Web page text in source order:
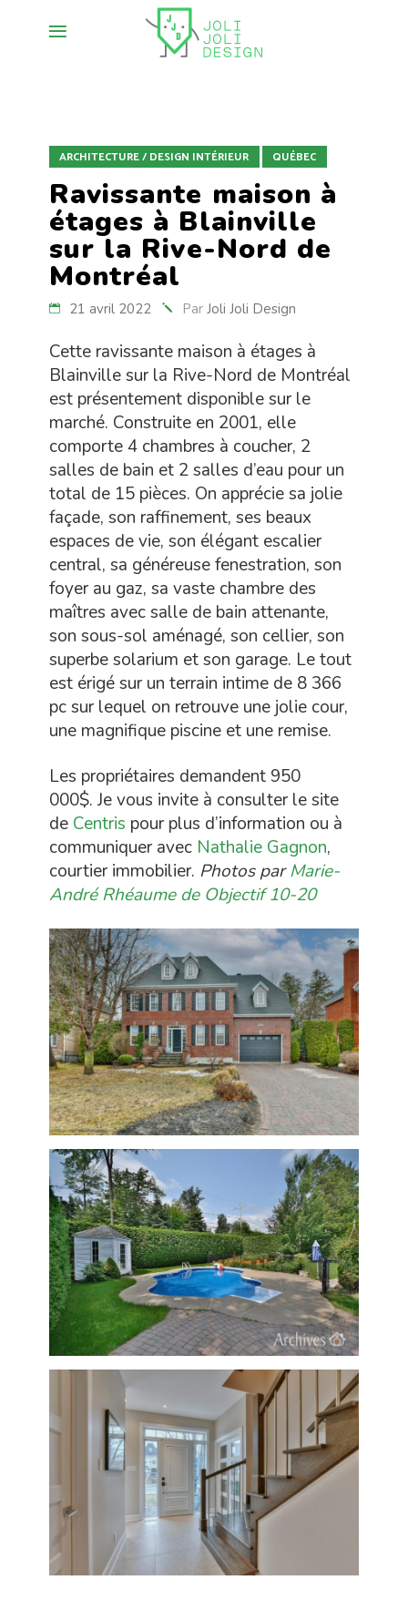
ARCHITECTURE / DESIGN INTÉRIEUR QUÉBEC
Ravissante maison à
étages à Blainville
sur la Rive-Nord de
Montréal
21 avril 2022 Par Joli Joli Design
Cette ravissante maison à étages à
Blainville sur la Rive-Nord de Montréal
est présentement disponible sur le
marché. Construite en 2001, elle
comporte 4 chambres à coucher, 2
salles de bain et 2 salles d’eau pour un
total de 15 pièces. On apprécie sa jolie
façade, son raffinement, ses beaux
espaces de vie, son élégant escalier
central, sa généreuse fenestration, son
foyer au gaz, sa vaste chambre des
maîtres avec salle de bain attenante,
son sous-sol aménagé, son cellier, son
superbe solarium et son garage. Le tout
est érigé sur un terrain intime de 8 366
pc sur lequel on retrouve une jolie cour,
une magnifique piscine et une remise.
Les propriétaires demandent 950
000$. Je vous invite à consulter le site
de Centris pour plus d’information ou à
communiquer avec Nathalie Gagnon,
courtier immobilier. Photos par Marie-
André Rhéaume de Objectif 10-20